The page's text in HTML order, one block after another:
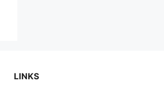
LINKS